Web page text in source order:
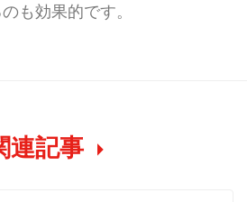
も効果的です。
連記事